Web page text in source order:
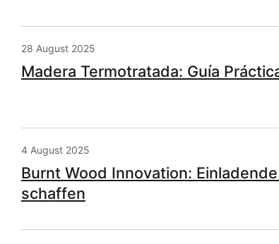
28 August 2025
Madera Termotratada: Guía
4 August 2025
Burnt Wood Innovation:
schaffen